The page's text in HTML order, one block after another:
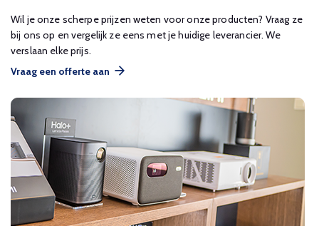
Wil je onze scherpe prijzen weten voor onze producten? Vraag ze
bij ons op en vergelijk ze eens met je huidige leverancier. We
verslaan elke prijs.
Vraag een offerte aan